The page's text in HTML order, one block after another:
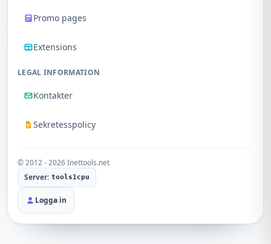
Promo pages
Extensions
LEGAL INFORMATION
Kontakter
Sekretesspolicy
© 2012 - 2026 Inettools.net
Server: tools1cpu
Logga in